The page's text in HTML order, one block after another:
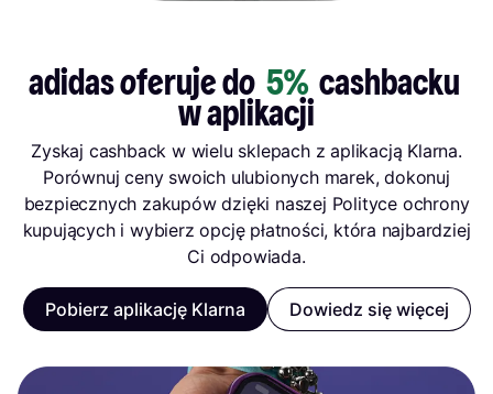
adidas oferuje do 5% cashbacku
w aplikacji
Zyskaj cashback w wielu sklepach z aplikacją Klarna.
Porównuj ceny swoich ulubionych marek, dokonuj
bezpiecznych zakupów dzięki naszej Polityce ochrony
kupujących i wybierz opcję płatności, która najbardziej
Ci odpowiada.
Pobierz aplikację Klarna Dowiedz się więcej